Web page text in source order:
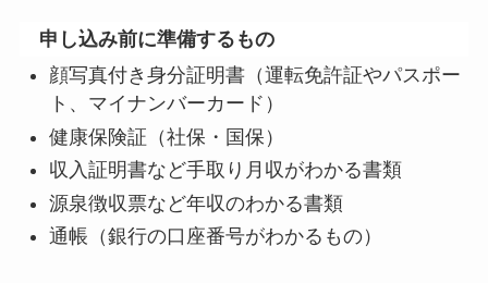
申し込み前に準備するもの
顔写真付き身分証明書（運転免許証やパスポー
ト、マイナンバーカード）
健康保険証（社保・国保）
収入証明書など手取り月収がわかる書類
源泉徴収票など年収のわかる書類
通帳（銀行の口座番号がわかるもの）